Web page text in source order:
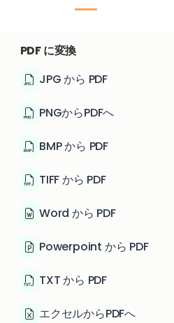
PDF に変換
JPG から PDF
PNGからPDFへ
BMP から PDF
TIFF から PDF
Word から PDF
Powerpoint から PDF
TXT から PDF
エクセルからPDFへ